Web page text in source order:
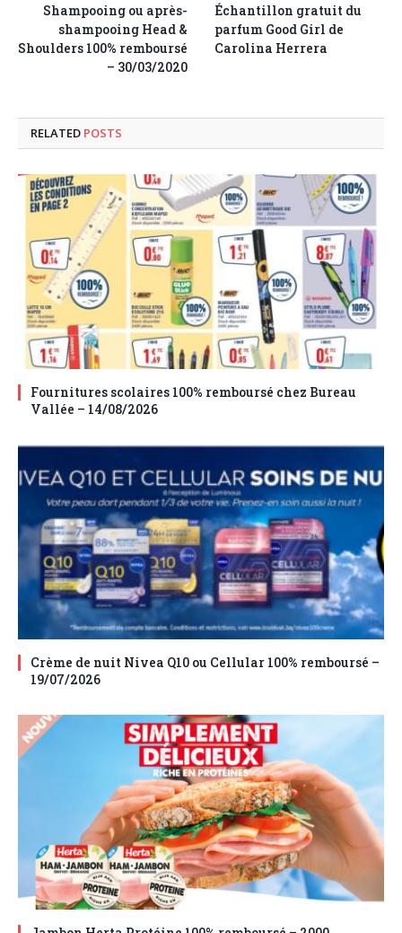
Shampooing ou après-
shampooing Head &
Shoulders 100% remboursé
– 30/03/2020
Échantillon gratuit du
parfum Good Girl de
Carolina Herrera
RELATED POSTS
Fournitures scolaires 100% remboursé chez Bureau
Vallée – 14/08/2026
Crème de nuit Nivea Q10 ou Cellular 100% remboursé –
19/07/2026